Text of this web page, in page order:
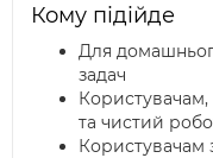
Кому підійде
Для
задач
Користувачам,
та чистий
Користувачам